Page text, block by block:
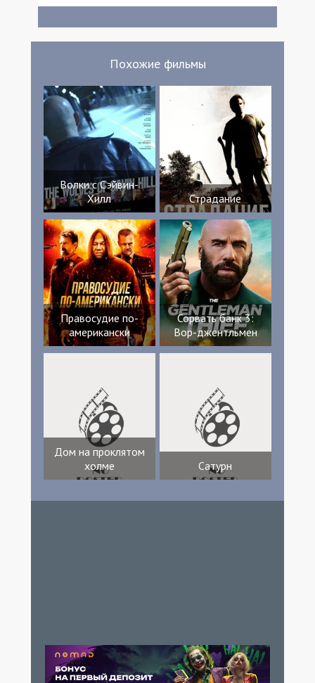
Похожие фильмы
Волки с Сэйвин-
Хилл
Страдание
Правосудие по-
американски
Сорвать банк 3:
Вор-джентльмен
Дом на проклятом
холме
Сатурн